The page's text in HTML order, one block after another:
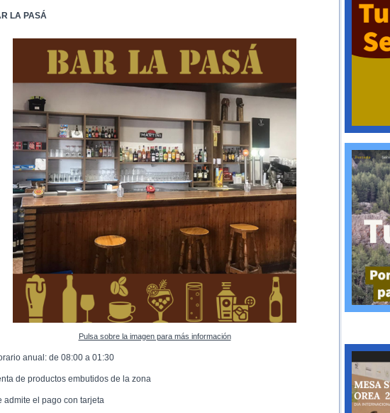
LA PASÁ
Pulsa sobre la imagen para más información
anual: de 08:00 a 01:30
de productos embutidos de la zona
admite el pago con tarjeta